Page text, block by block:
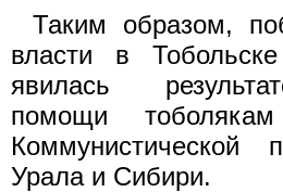
Таким образом,
власти в
явилась
помощи
Коммунистической
Урала и Сибири.